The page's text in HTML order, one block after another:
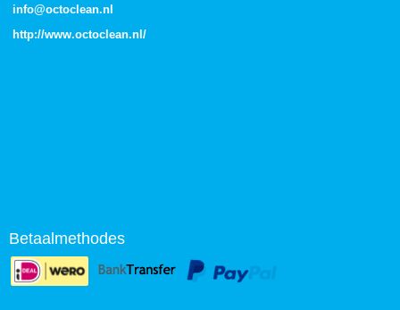
info@octoclean.nl
http://www.octoclean.nl /
Betaalmethodes